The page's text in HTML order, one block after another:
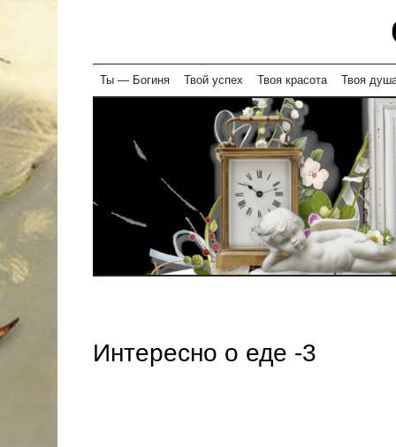
Skip
content
Ты — Богиня Твой успех Твоя красота Твоя
Интересно о еде -3